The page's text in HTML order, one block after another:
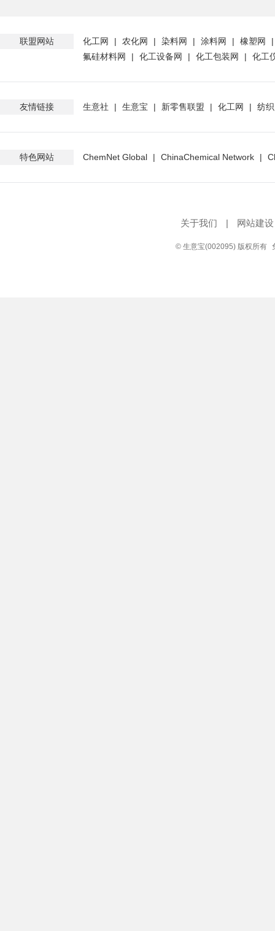
联盟网站 化工网 | 农化网 | 染料网 | 涂料网 | 橡塑网
氟硅材料网
| 化工设备网 | 化工包装网 | 化工
友情链接 生意社 | 生意宝 | 新零售联盟 | 化工网 | 纺
特色网站 ChemNet Global | ChinaChemical Network |
关于我们 | 网站建设
© 生意宝(002095) 版权所有